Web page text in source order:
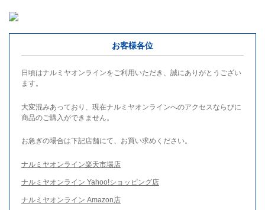
お客様各位
日頃はナルミヤオンラインをご利用いただき、誠にありがとうござい
ます。
大変混みあっており、現在ナルミヤオンラインへのアクセスならびに
商品のご購入ができません。
お急ぎの場合は下記店舗にて、お買い求めください。
ナルミヤオンライン楽天市場店
ナルミヤオンライン Yahoo!ショッピング店
ナルミヤオンライン Amazon店